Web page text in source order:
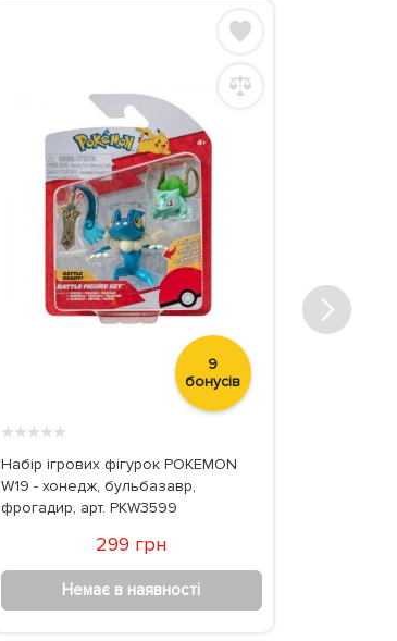
9
бонусів
★★★★★
Набір ігрових фігурок POKEMON
W19 - хонедж, бульбазавр,
фрогадир, арт. PKW3599
299 грн
Немає в наявності